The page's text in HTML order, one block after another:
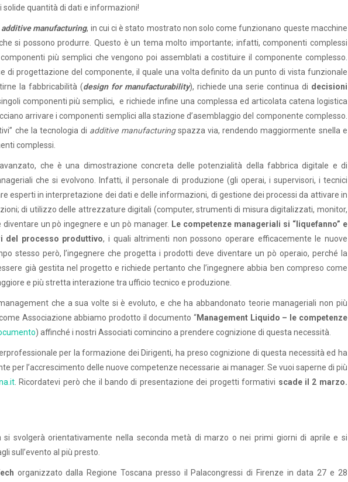
solide quantità di dati e informazioni!
additive manufacturing, in cui ci è stato mostrato non solo come funzionano queste macchine
si possono produrre. Questo è un tema molto importante; infatti, componenti complessi
più semplici che vengono poi assemblati a costituire il componente complesso.
di progettazione del componente, il quale una volta definito da un punto di vista funzionale
la fabbricabilità (design for manufacturability), richiede una serie continua di decisioni
componenti più semplici, e richiede infine una complessa ed articolata catena logistica
arrivare i componenti semplici alla stazione d’asemblaggio del componente complesso.
che la tecnologia di additive manufacturingspazza via, rendendo maggiormente snella e
complessi.
che è una dimostrazione concreta delle potenzialità della fabbrica digitale e di
che si evolvono. Infatti, il personale di produzione (gli operai, i supervisori, i tecnici
esperti in interpretazione dei dati e delle informazioni, di gestione dei processi da attivare in
di utilizzo delle attrezzature digitali (computer, strumenti di misura digitalizzati, monitor,
diventare un pò ingegnere e un pò manager. Le competenze manageriali si “liquefanno” e
del processo produttivo, i quali altrimenti non possono operare efficacemente le nuove
stesso però, l’ingegnere che progetta i prodotti deve diventare un pò operaio, perché la
già gestita nel progetto e richiede pertanto che l’ingegnere abbia ben compreso come
e più stretta interazione tra ufficio tecnico e produzione.
che a sua volte si è evoluto, e che ha abbandonato teorie manageriali non più
Associazione abbiamo prodotto il documento “Management Liquido – le competenze
) affinché i nostri Associati comincino a prendere cognizione di questa necessità.
per la formazione dei Dirigenti, ha preso cognizione di questa necessità ed ha
per l’accrescimento delle nuove competenze necessarie ai manager. Se vuoi saperne di più
. Ricordatevi però che il bando di presentazione dei progetti formativi scade il 2 marzo.
si svolgerà orientativamente nella seconda metà di marzo o nei primi giorni di aprile e si
sull’evento al più presto.
organizzato dalla Regione Toscana presso il Palacongressi di Firenze in data 27 e 28